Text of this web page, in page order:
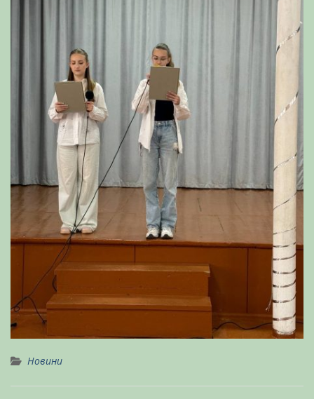
Новини